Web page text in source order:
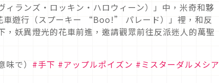
ランズ・ロッキン・ハロウィーン）」中，米奇和夥
遊行（スプーキー “Boo!” パレード）」裡，和反
妖異燈光的花車前進，邀請觀眾前往反派迷人的萬聖
で） #手下 #アップルポイズン #ミスターダルメシア